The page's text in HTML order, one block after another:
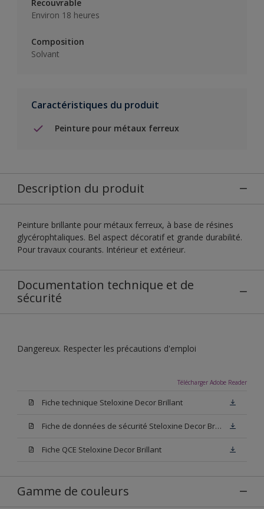
Recouvrable
Environ 18 heures
Composition
Solvant
Caractéristiques du produit
Peinture pour métaux ferreux
Description du produit
Peinture brillante pour métaux ferreux, à base de résines
glycérophtaliques. Bel aspect décoratif et grande durabilité.
Pour travaux courants. Intérieur et extérieur.
Documentation technique et de
sécurité
Dangereux. Respecter les précautions d'emploi
Télécharger Adobe Reader
Fiche technique Steloxine Decor Brillant
Fiche de données de sécurité Steloxine Decor Brillant
Fiche QCE Steloxine Decor Brillant
Gamme de couleurs